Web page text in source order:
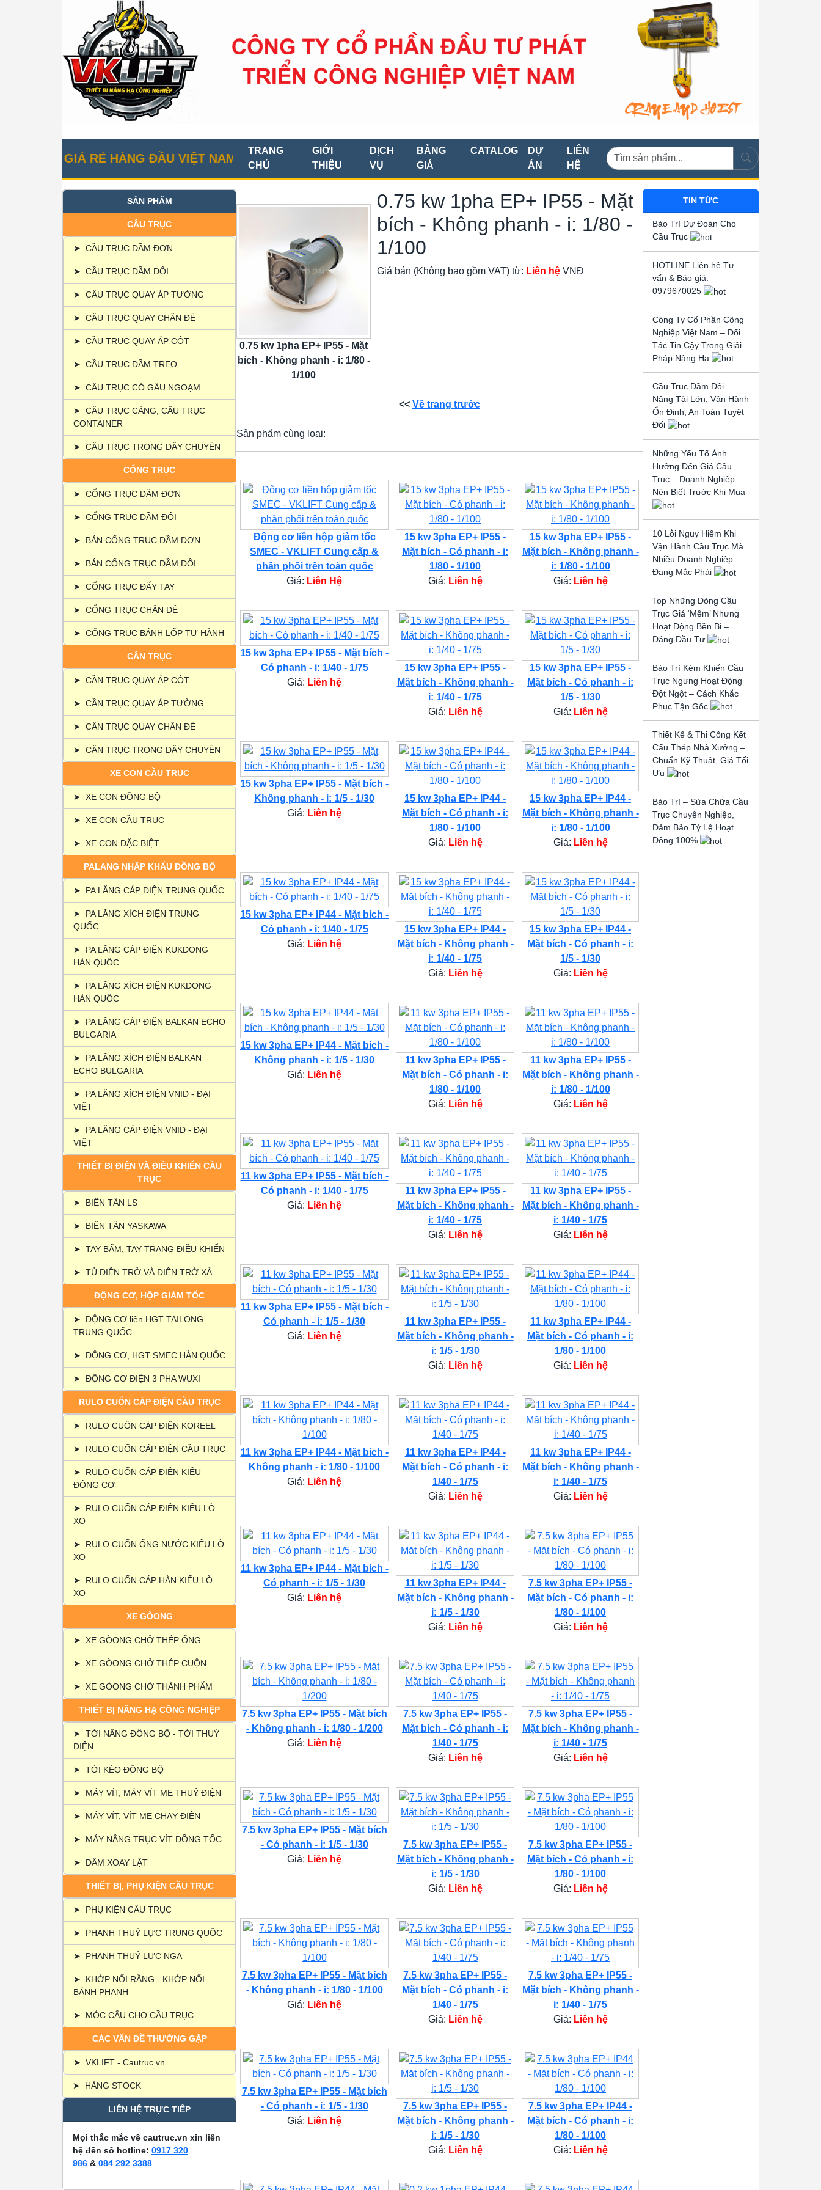
GIÁ RẺ HÀNG ĐẦU VIỆT NAM
TRANG
CHỦ
GIỚI
THIỆU
DỊCH
VỤ
BẢNG
GIÁ
CATALOG
DỰ
ÁN
LIÊN
HỆ
SẢN PHẨM
CẦU TRỤC
➤ CẦU TRỤC DẦM ĐƠN
➤ CẦU TRỤC DẦM ĐÔI
➤ CẦU TRỤC QUAY ÁP TƯỜNG
➤ CẦU TRỤC QUAY CHÂN ĐẾ
➤ CẦU TRỤC QUAY ÁP CỘT
➤ CẦU TRỤC DẦM TREO
➤ CẦU TRỤC CÓ GẦU NGOẠM
➤ CẦU TRỤC CẢNG, CẦU TRỤC
CONTAINER
➤ CẦU TRỤC TRONG DÂY CHUYỀN
CỔNG TRỤC
➤ CỔNG TRỤC DẦM ĐƠN
➤ CỔNG TRỤC DẦM ĐÔI
➤ BÁN CỔNG TRỤC DẦM ĐƠN
➤ BÁN CỔNG TRỤC DẦM ĐÔI
➤ CỔNG TRỤC ĐẨY TAY
➤ CỔNG TRỤC CHÂN DÊ
➤ CỔNG TRỤC BÁNH LỐP TỰ HÀNH
CẦN TRỤC
➤ CẦN TRỤC QUAY ÁP CỘT
➤ CẦN TRỤC QUAY ÁP TƯỜNG
➤ CẦN TRỤC QUAY CHÂN ĐẾ
➤ CẦN TRỤC TRONG DÂY CHUYỀN
XE CON CẦU TRỤC
➤ XE CON ĐỒNG BỘ
➤ XE CON CẦU TRỤC
➤ XE CON ĐẶC BIỆT
PALANG NHẬP KHẨU ĐỒNG BỘ
➤ PA LĂNG CÁP ĐIỆN TRUNG QUỐC
➤
PA LĂNG XÍCH ĐIỆN TRUNG
QUỐC
➤
PA LĂNG CÁP ĐIỆN KUKDONG
HÀN QUỐC
➤
PA LĂNG XÍCH ĐIỆN KUKDONG
HÀN QUỐC
➤
PA LĂNG CÁP ĐIỆN BALKAN ECHO
BULGARIA
➤
PA LĂNG XÍCH ĐIỆN BALKAN
ECHO BULGARIA
➤
PA LĂNG XÍCH ĐIỆN VNID - ĐẠI
VIỆT
➤
PA LĂNG CÁP ĐIỆN VNID - ĐẠI
VIỆT
THIẾT BỊ ĐIỆN VÀ ĐIỀU KHIỂN CẦU
TRỤC
➤ BIẾN TẦN LS
➤ BIẾN TẦN YASKAWA
➤ TAY BẤM, TAY TRANG ĐIỀU KHIỂN
➤ TỦ ĐIỆN TRỞ VÀ ĐIỆN TRỞ XẢ
ĐỘNG CƠ, HỘP GIẢM TỐC
➤ ĐỘNG CƠ liền HGT TAILONG
TRUNG QUỐC
➤ ĐỘNG CƠ, HGT SMEC HÀN QUỐC
➤ ĐỘNG CƠ ĐIỆN 3 PHA WUXI
RULO CUỐN CÁP ĐIỆN CẦU TRỤC
➤ RULO CUỐN CÁP ĐIỆN KOREEL
➤ RULO CUỐN CÁP ĐIỆN CẦU TRỤC
➤
RULO CUỐN CÁP ĐIỆN KIỂU
ĐỘNG CƠ
➤
RULO CUỐN CÁP ĐIỆN KIỂU LÒ
XO
➤
RULO CUỐN ỐNG NƯỚC KIỂU LÒ
XO
➤
RULO CUỐN CÁP HÀN KIỂU LÒ
XO
XE GÒONG
➤ XE GÒONG CHỞ THÉP ỐNG
➤ XE GÒONG CHỞ THÉP CUỘN
➤ XE GÒONG CHỞ THÀNH PHẨM
THIẾT BỊ NÂNG HẠ CÔNG NGHIỆP
➤ TỜI NÂNG ĐỒNG BỘ - TỜI THUỶ
ĐIỆN
➤ TỜI KÉO ĐỒNG BỘ
➤ MÁY VÍT, MÁY VÍT ME THUỶ ĐIỆN
➤ MÁY VÍT, VÍT ME CHẠY ĐIỆN
➤ MÁY NÂNG TRỤC VÍT ĐỒNG TỐC
➤ DẦM XOAY LẬT
THIẾT BỊ, PHỤ KIỆN CẦU TRỤC
➤ PHỤ KIỆN CẦU TRỤC
➤ PHANH THUỶ LỰC TRUNG QUỐC
➤ PHANH THUỶ LỰC NGA
➤
KHỚP NỐI RĂNG - KHỚP NỐI
BÁNH PHANH
➤ MÓC CẨU CHO CẦU TRỤC
CÁC VẤN ĐỀ THƯỜNG GẶP
➤ VKLIFT - Cautruc.vn
➤ HÀNG STOCK
LIÊN HỆ TRỰC TIẾP
Mọi thắc mắc về cautruc.vn xin liên
hệ đến số hotline: 0917 320
986 & 084 292 3388
0.75 kw 1pha EP+ IP55 - Mặt
bích - Không phanh - i: 1/80 -
1/100
0.75 kw 1pha EP+ IP55 - Mặt
bích - Không phanh - i: 1/80 -
1/100
Giá bán (Không bao gồm VAT) từ: Liên hệ VNĐ
<< Về trang trước
Sản phẩm cùng loại:
Động cơ liền hộp giảm tốc
SMEC - VKLIFT Cung cấp &
phân phối trên toàn quốc
Giá: Liên Hệ
15 kw 3pha EP+ IP55 -
Mặt bích - Có phanh - i:
1/80 - 1/100
Giá: Liên hệ
15 kw 3pha EP+ IP55 -
Mặt bích - Không phanh -
i: 1/80 - 1/100
Giá: Liên hệ
15 kw 3pha EP+ IP55 - Mặt bích -
Có phanh - i: 1/40 - 1/75
Giá: Liên hệ
15 kw 3pha EP+ IP55 -
Mặt bích - Không phanh -
i: 1/40 - 1/75
Giá: Liên hệ
15 kw 3pha EP+ IP55 -
Mặt bích - Có phanh - i:
1/5 - 1/30
Giá: Liên hệ
15 kw 3pha EP+ IP55 - Mặt bích -
Không phanh - i: 1/5 - 1/30
Giá: Liên hệ
15 kw 3pha EP+ IP44 -
Mặt bích - Có phanh - i:
1/80 - 1/100
Giá: Liên hệ
15 kw 3pha EP+ IP44 -
Mặt bích - Không phanh -
i: 1/80 - 1/100
Giá: Liên hệ
15 kw 3pha EP+ IP44 - Mặt bích -
Có phanh - i: 1/40 - 1/75
Giá: Liên hệ
15 kw 3pha EP+ IP44 -
Mặt bích - Không phanh -
i: 1/40 - 1/75
Giá: Liên hệ
15 kw 3pha EP+ IP44 -
Mặt bích - Có phanh - i:
1/5 - 1/30
Giá: Liên hệ
15 kw 3pha EP+ IP44 - Mặt bích -
Không phanh - i: 1/5 - 1/30
Giá: Liên hệ
11 kw 3pha EP+ IP55 -
Mặt bích - Có phanh - i:
1/80 - 1/100
Giá: Liên hệ
11 kw 3pha EP+ IP55 -
Mặt bích - Không phanh -
i: 1/80 - 1/100
Giá: Liên hệ
11 kw 3pha EP+ IP55 - Mặt bích -
Có phanh - i: 1/40 - 1/75
Giá: Liên hệ
11 kw 3pha EP+ IP55 -
Mặt bích - Không phanh -
i: 1/40 - 1/75
Giá: Liên hệ
11 kw 3pha EP+ IP55 -
Mặt bích - Không phanh -
i: 1/40 - 1/75
Giá: Liên hệ
11 kw 3pha EP+ IP55 - Mặt bích -
Có phanh - i: 1/5 - 1/30
Giá: Liên hệ
11 kw 3pha EP+ IP55 -
Mặt bích - Không phanh -
i: 1/5 - 1/30
Giá: Liên hệ
11 kw 3pha EP+ IP44 -
Mặt bích - Có phanh - i:
1/80 - 1/100
Giá: Liên hệ
11 kw 3pha EP+ IP44 - Mặt bích -
Không phanh - i: 1/80 - 1/100
Giá: Liên hệ
11 kw 3pha EP+ IP44 -
Mặt bích - Có phanh - i:
1/40 - 1/75
Giá: Liên hệ
11 kw 3pha EP+ IP44 -
Mặt bích - Không phanh -
i: 1/40 - 1/75
Giá: Liên hệ
11 kw 3pha EP+ IP44 - Mặt bích -
Có phanh - i: 1/5 - 1/30
Giá: Liên hệ
11 kw 3pha EP+ IP44 -
Mặt bích - Không phanh -
i: 1/5 - 1/30
Giá: Liên hệ
7.5 kw 3pha EP+ IP55 -
Mặt bích - Có phanh - i:
1/80 - 1/100
Giá: Liên hệ
7.5 kw 3pha EP+ IP55 - Mặt bích
- Không phanh - i: 1/80 - 1/200
Giá: Liên hệ
7.5 kw 3pha EP+ IP55 -
Mặt bích - Có phanh - i:
1/40 - 1/75
Giá: Liên hệ
7.5 kw 3pha EP+ IP55 -
Mặt bích - Không phanh -
i: 1/40 - 1/75
Giá: Liên hệ
7.5 kw 3pha EP+ IP55 - Mặt bích
- Có phanh - i: 1/5 - 1/30
Giá: Liên hệ
7.5 kw 3pha EP+ IP55 -
Mặt bích - Không phanh -
i: 1/5 - 1/30
Giá: Liên hệ
7.5 kw 3pha EP+ IP55 -
Mặt bích - Có phanh - i:
1/80 - 1/100
Giá: Liên hệ
7.5 kw 3pha EP+ IP55 - Mặt bích
- Không phanh - i: 1/80 - 1/100
Giá: Liên hệ
7.5 kw 3pha EP+ IP55 -
Mặt bích - Có phanh - i:
1/40 - 1/75
Giá: Liên hệ
7.5 kw 3pha EP+ IP55 -
Mặt bích - Không phanh -
i: 1/40 - 1/75
Giá: Liên hệ
7.5 kw 3pha EP+ IP55 - Mặt bích
- Có phanh - i: 1/5 - 1/30
Giá: Liên hệ
7.5 kw 3pha EP+ IP55 -
Mặt bích - Không phanh -
i: 1/5 - 1/30
Giá: Liên hệ
7.5 kw 3pha EP+ IP44 -
Mặt bích - Có phanh - i:
1/80 - 1/100
Giá: Liên hệ
TIN TỨC
Bảo Trì Dự Đoán Cho
Cầu Trục
HOTLINE Liên hệ Tư
vấn & Báo giá:
0979670025
Công Ty Cổ Phần Công
Nghiệp Việt Nam – Đối
Tác Tin Cậy Trong Giải
Pháp Nâng Hạ
Cầu Trục Dầm Đôi –
Nâng Tải Lớn, Vận Hành
Ổn Định, An Toàn Tuyệt
Đối
Những Yếu Tố Ảnh
Hưởng Đến Giá Cầu
Trục – Doanh Nghiệp
Nên Biết Trước Khi Mua
10 Lỗi Nguy Hiểm Khi
Vận Hành Cầu Trục Mà
Nhiều Doanh Nghiệp
Đang Mắc Phải
Top Những Dòng Cầu
Trục Giá ‘Mềm’ Nhưng
Hoạt Động Bền Bỉ –
Đáng Đầu Tư
Bảo Trì Kém Khiến Cầu
Trục Ngưng Hoạt Động
Đột Ngột – Cách Khắc
Phục Tận Gốc
Thiết Kế & Thi Công Kết
Cấu Thép Nhà Xưởng –
Chuẩn Kỹ Thuật, Giá Tối
Ưu
Bảo Trì – Sửa Chữa Cầu
Trục Chuyên Nghiệp,
Đảm Bảo Tỷ Lệ Hoạt
Động 100%